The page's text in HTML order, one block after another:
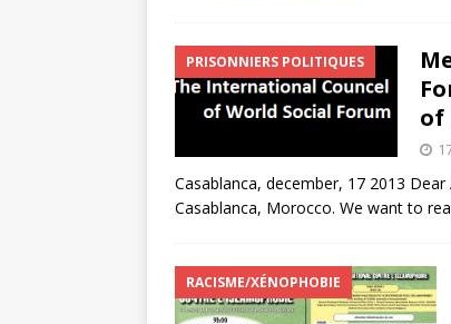
PRISONNIERS POLITIQUES
of
Casablanca, december, 17 2013
Casablanca, Morocco. We want to
RACISME/XÉNOPHOBIE